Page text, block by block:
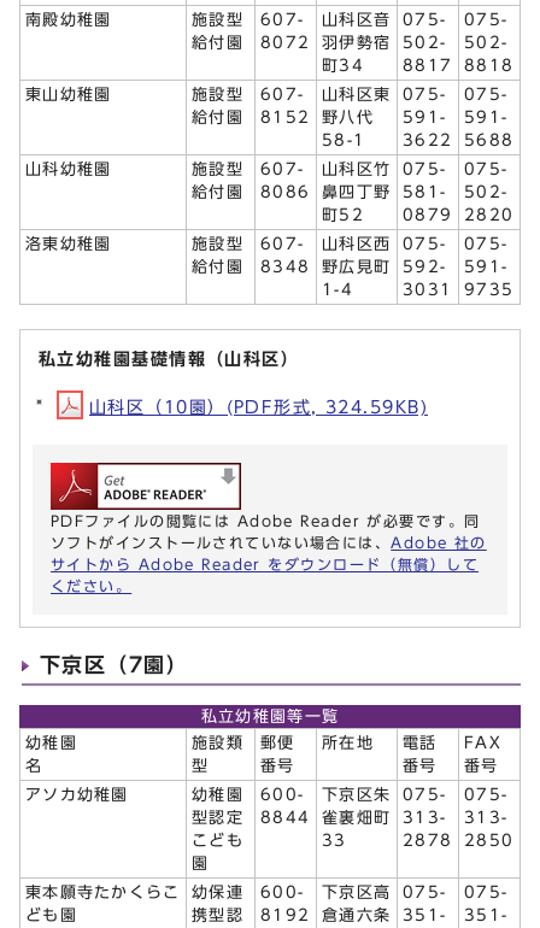
南殿幼稚園
施設型
給付園
607-
8072
山科区音
羽伊勢宿
町34
075-
502-
8817
075-
502-
8818
東山幼稚園
施設型
給付園
607-
8152
山科区東
野八代
58-1
075-
591-
3622
075-
591-
5688
山科幼稚園
施設型
給付園
607-
8086
山科区竹
鼻四丁野
町52
075-
581-
0879
075-
502-
2820
洛東幼稚園
施設型
給付園
607-
8348
山科区西
野広見町
1-4
075-
592-
3031
075-
591-
9735
私立幼稚園基礎情報（山科区）
山科区（10園）(PDF形式, 324.59KB)
PDFファイルの閲覧には Adobe Reader が必要です。同
ソフトがインストールされていない場合には、 Adobe 社の
サイトから Adobe Reader をダウンロード（無償）して
ください。
下京区（7園）
私立幼稚園等一覧
幼稚園
名
施設類
型
郵便
番号
所在地
電話
番号
FAX
番号
アソカ幼稚園
幼稚園
型認定
こども
園
600-
8844
下京区朱
雀裏畑町
33
075-
313-
2878
075-
313-
2850
東本願寺たかくらこ
ども園
幼保連
携型認
600-
8192
下京区高
倉通六条
075-
351-
075-
351-